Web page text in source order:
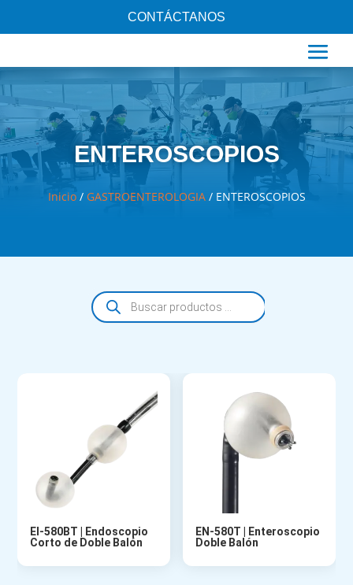
CONTÁCTANOS
ENTEROSCOPIOS
Inicio/ GASTROENTEROLOGIA/ ENTEROSCOPIOS
Búsqueda
de
productos
EI-580BT | Endoscopio
Corto de Doble Balón
EN-580T | Enteroscopio
Doble Balón